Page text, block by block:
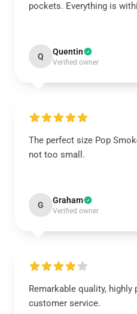
pockets. Everything is
Q Quentin
Verified owner
The perfect size Pop
not too small.
G Graham
Verified owner
Remarkable quality, highly
customer service.